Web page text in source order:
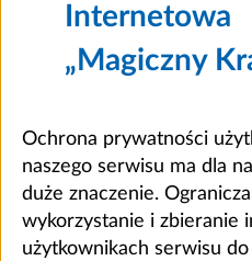
Internetowa
„Magiczny
Ochrona prywatności
naszego serwisu ma dla
duże znaczenie.
wykorzystanie i zbieranie
użytkownikach serwisu